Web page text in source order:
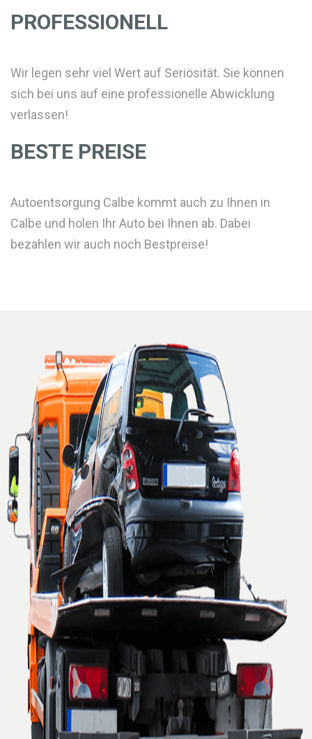
PROFESSIONELL
Wir legen sehr viel Wert auf Seriösität. Sie können
sich bei uns auf eine professionelle Abwicklung
verlassen!
BESTE PREISE
Autoentsorgung Calbe kommt auch zu Ihnen in
Calbe und holen Ihr Auto bei Ihnen ab. Dabei
bezahlen wir auch noch Bestpreise!